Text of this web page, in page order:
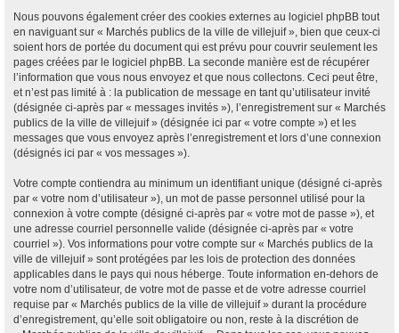
Nous pouvons également créer des cookies externes au logiciel phpBB tout
en naviguant sur « Marchés publics de la ville de villejuif », bien que ceux-ci
soient hors de portée du document qui est prévu pour couvrir seulement les
pages créées par le logiciel phpBB. La seconde manière est de récupérer
l’information que vous nous envoyez et que nous collectons. Ceci peut être,
et n’est pas limité à : la publication de message en tant qu’utilisateur invité
(désignée ci-après par « messages invités »), l’enregistrement sur « Marchés
publics de la ville de villejuif » (désignée ici par « votre compte ») et les
messages que vous envoyez après l’enregistrement et lors d’une connexion
(désignés ici par « vos messages »).
Votre compte contiendra au minimum un identifiant unique (désigné ci-après
par « votre nom d’utilisateur »), un mot de passe personnel utilisé pour la
connexion à votre compte (désigné ci-après par « votre mot de passe »), et
une adresse courriel personnelle valide (désignée ci-après par « votre
courriel »). Vos informations pour votre compte sur « Marchés publics de la
ville de villejuif » sont protégées par les lois de protection des données
applicables dans le pays qui nous héberge. Toute information en-dehors de
votre nom d’utilisateur, de votre mot de passe et de votre adresse courriel
requise par « Marchés publics de la ville de villejuif » durant la procédure
d’enregistrement, qu’elle soit obligatoire ou non, reste à la discrétion de